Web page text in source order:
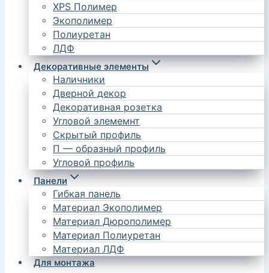
XPS Полимер
Экополимер
Полиуретан
ЛДФ
Декоративные элементы
Наличники
Дверной декор
Декоративная розетка
Угловой элемемнт
Скрытый профиль
П — образный профиль
Угловой профиль
Панели
Гибкая панель
Материал Экополимер
Материал Дюрополимер
Материал Полиуретан
Материал ЛДФ
Для монтажа